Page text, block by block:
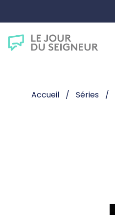
Accueil Séries